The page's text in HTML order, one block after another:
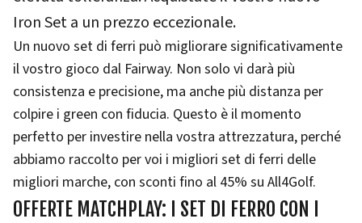
Iron Set a un prezzo eccezionale.
Un nuovo set di ferri può migliorare significativamente
il vostro gioco dal Fairway. Non solo vi darà più
consistenza e precisione, ma anche più distanza per
colpire i green con fiducia. Questo è il momento
perfetto per investire nella vostra attrezzatura, perché
abbiamo raccolto per voi i migliori set di ferri delle
migliori marche, con sconti fino al 45% su All4Golf.
OFFERTE MATCHPLAY: I SET DI FERRO CON I